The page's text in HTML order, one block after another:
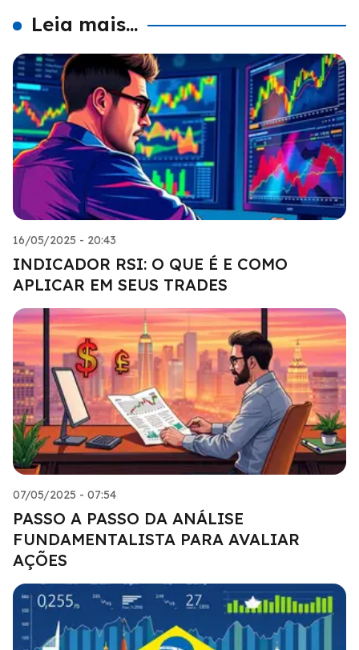
Leia mais...
16/05/2025 - 20:43
INDICADOR RSI: O QUE É E COMO
APLICAR EM SEUS TRADES
07/05/2025 - 07:54
PASSO A PASSO DA ANÁLISE
FUNDAMENTALISTA PARA AVALIAR
AÇÕES